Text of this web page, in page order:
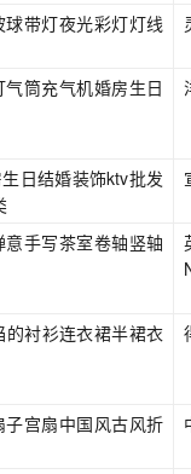
带灯夜光彩灯灯线
筒充气机婚房生日
日结婚装饰ktv批发
手写茶室卷轴竖轴
衬衫连衣裙半裙衣
宫扇中国风古风折